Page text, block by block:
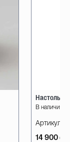
В наличии
Артикул:
14 900 ₽